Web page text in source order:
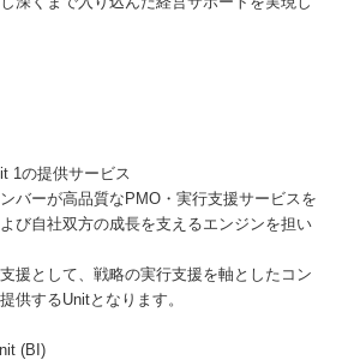
1の提供サービス
バーが高品質なPMO・実行支援サービスを
び自社双方の成長を支えるエンジンを担い
援として、戦略の実行支援を軸としたコン
供するUnitとなります。
(BI)